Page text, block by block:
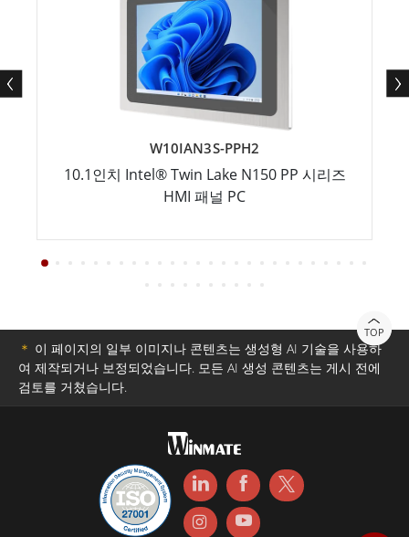
W10IAN3S-PPH2
10.1인치 Intel® Twin Lake N150 PP 시리즈
HMI 패널 PC
TOP
＊ 이 페이지의 일부 이미지나 콘텐츠는 생성형 AI 기술을 사용하
여 제작되거나 보정되었습니다. 모든 AI 생성 콘텐츠는 게시 전에
검토를 거쳤습니다.